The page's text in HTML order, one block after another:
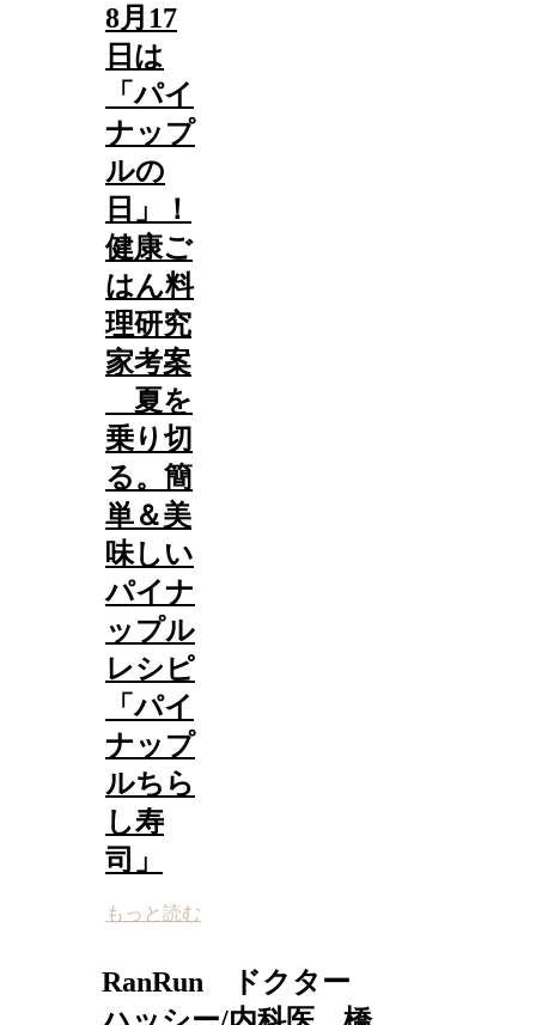
8月17
日は
「パイ
ナップ
ルの
日」！
健康ご
はん料
理研究
家考案
夏を
乗り切
る。簡
単＆美
味しい
パイナ
ップル
レシピ
「パイ
ナップ
ルちら
し寿
司」
もっと読む
RanRun ドクター